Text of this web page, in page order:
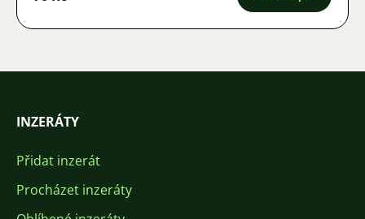
INZERÁTY
Přidat inzerát
Procházet inzeráty